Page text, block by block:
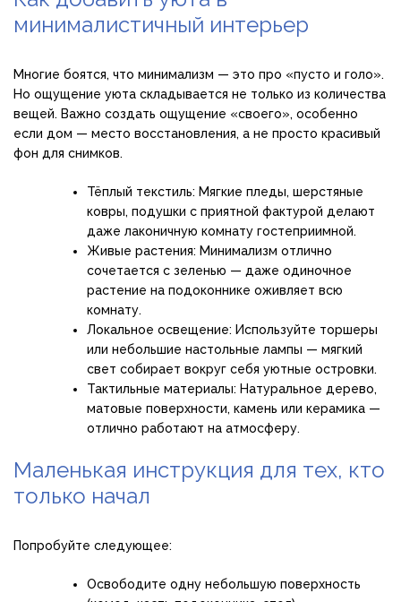
минималистичный интерьер
Многие боятся, что минимализм — это про «пусто и голо».
Но ощущение уюта складывается не только из количества
вещей. Важно создать ощущение «своего», особенно
если дом — место восстановления, а не просто красивый
фон для снимков.
Тёплый текстиль: Мягкие пледы, шерстяные
ковры, подушки с приятной фактурой делают
даже лаконичную комнату гостеприимной.
Живые растения: Минимализм отлично
сочетается с зеленью — даже одиночное
растение на подоконнике оживляет всю
комнату.
Локальное освещение: Используйте торшеры
или небольшие настольные лампы — мягкий
свет собирает вокруг себя уютные островки.
Тактильные материалы: Натуральное дерево,
матовые поверхности, камень или керамика —
отлично работают на атмосферу.
Маленькая инструкция для тех, кто
только начал
Попробуйте следующее:
Освободите одну небольшую поверхность